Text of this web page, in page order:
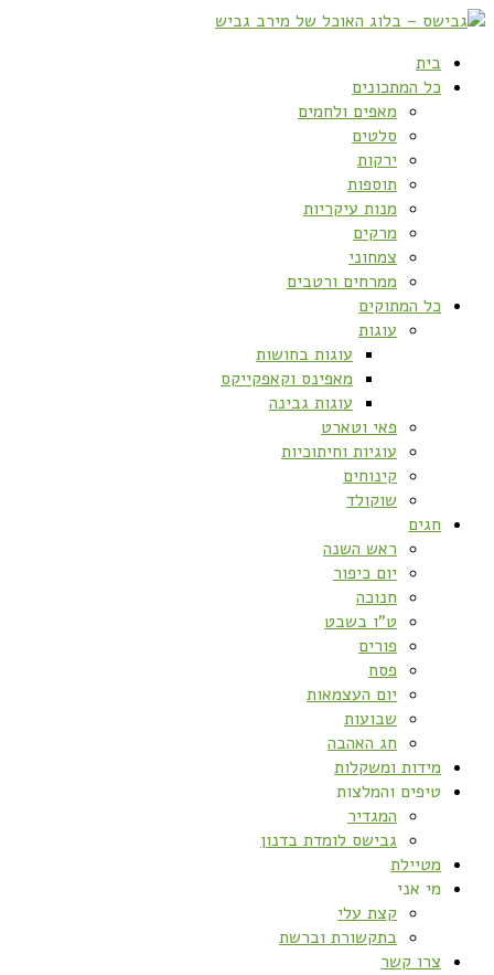
בית
כל המתכונים
מאפים ולחמים
סלטים
ירקות
תוספות
מנות עיקריות
מרקים
צמחוני
ממרחים ורטבים
כל המתוקים
עוגות
עוגות בחושות
מאפינס וקאפקייקס
עוגות גבינה
פאי וטארט
עוגיות וחיתוכיות
קינוחים
שוקולד
חגים
ראש השנה
יום כיפור
חנוכה
ט”ו בשבט
פורים
פסח
יום העצמאות
שבועות
חג האהבה
מידות ומשקלות
טיפים והמלצות
המגדיר
גבישס לומדת בדנון
מטיילת
מי אני
קצת עלי
בתקשורת וברשת
צרו קשר